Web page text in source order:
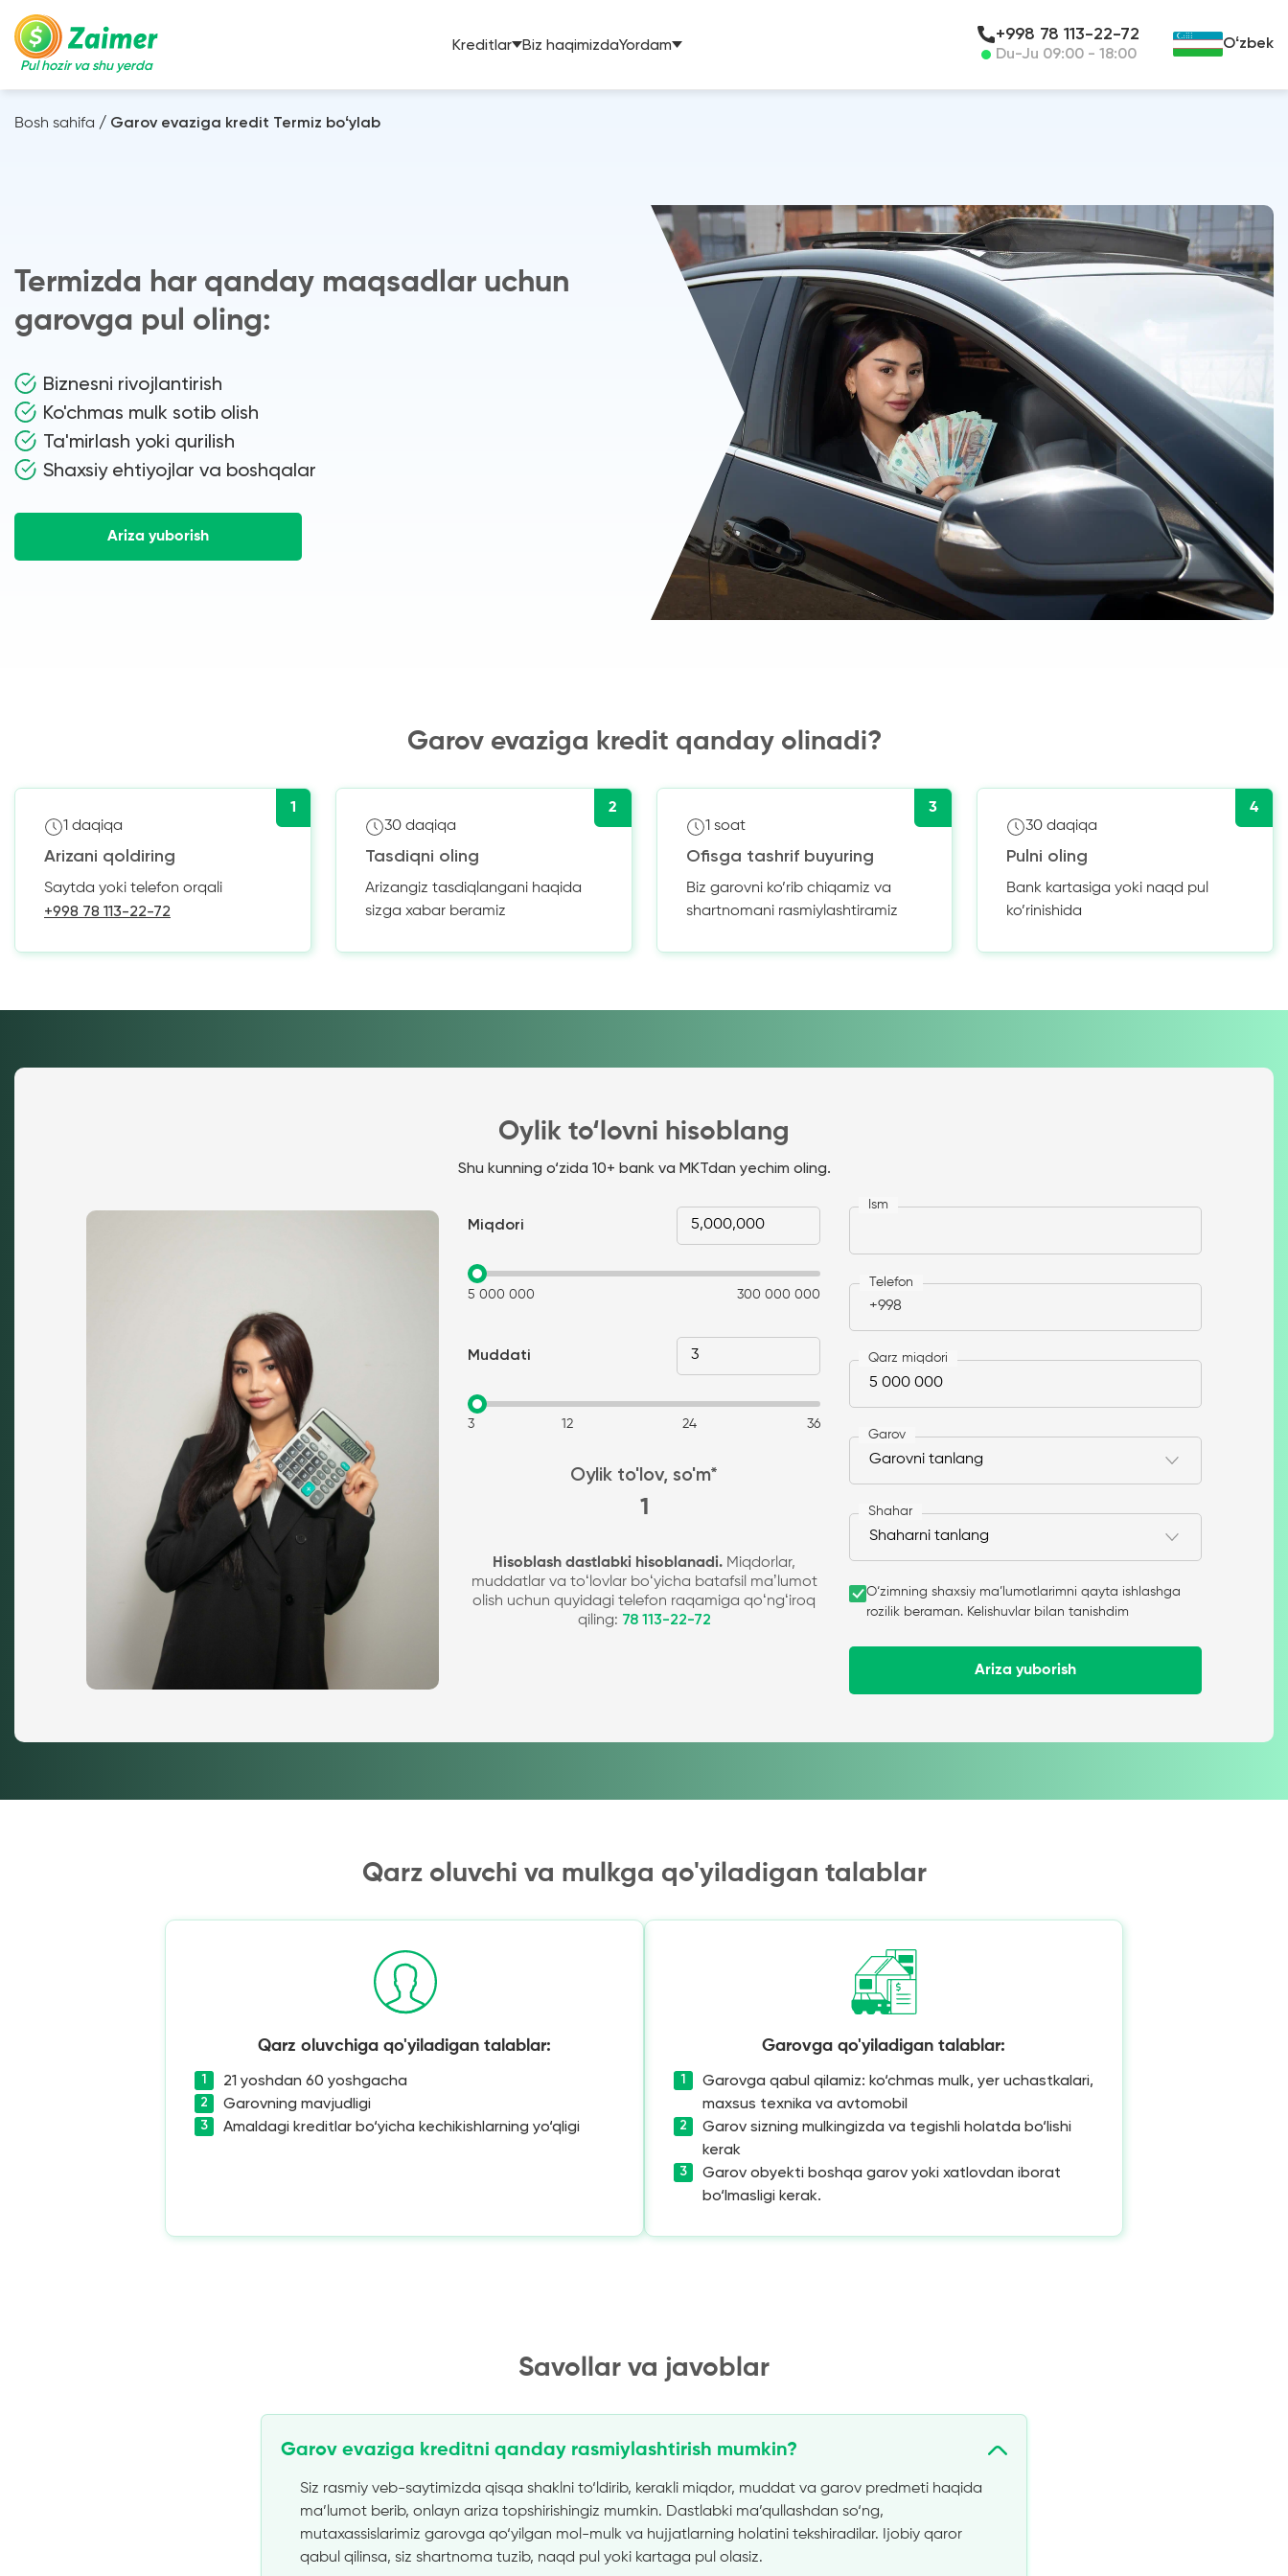
Pul hozir va shu yerda
Kreditlar Biz haqimizdaYordam
+998 78 113-22-72
Du-Ju 09:00 - 18:00
Oʻzbek
Bosh sahifa / Garov evaziga kredit Termiz boʻylab
Termizda har qanday maqsadlar uchun
garovga pul oling:
Biznesni rivojlantirish
Ko'chmas mulk sotib olish
Ta'mirlash yoki qurilish
Shaxsiy ehtiyojlar va boshqalar
Ariza yuborish
Garov evaziga kredit qanday olinadi?
1
1 daqiqa
Arizani qoldiring
Saytda yoki telefon orqali
+998 78 113-22-72
2
30 daqiqa
Tasdiqni oling
Arizangiz tasdiqlangani haqida
sizga xabar beramiz
3
1 soat
Ofisga tashrif buyuring
Biz garovni ko’rib chiqamiz va
shartnomani rasmiylashtiramiz
4
30 daqiqa
Pulni oling
Bank kartasiga yoki naqd pul
ko’rinishida
Oylik to‘lovni hisoblang
Shu kunning o‘zida 10+ bank va MKTdan yechim oling.
Miqdori
5 000 000 300 000 000
Muddati
3 12 24 36
Oylik to'lov, so'm*
1
Hisoblash dastlabki hisoblanadi. Miqdorlar,
muddatlar va toʻlovlar boʻyicha batafsil maʼlumot
olish uchun quyidagi telefon raqamiga qoʻngʻiroq
qiling: 78 113-22-72
Ism
Telefon
+998
Qarz miqdori
Garov
Shahar
O‘zimning shaxsiy ma’lumotlarimni qayta ishlashga
rozilik beraman. Kelishuvlar bilan tanishdim
Ariza yuborish
Qarz oluvchi va mulkga qo'yiladigan talablar
Qarz oluvchiga qo'yiladigan talablar:
21 yoshdan 60 yoshgacha
Garovning mavjudligi
Amaldagi kreditlar bo‘yicha kechikishlarning yo‘qligi
Garovga qo'yiladigan talablar:
Garovga qabul qilamiz: ko‘chmas mulk, yer uchastkalari,
maxsus texnika va avtomobil
Garov sizning mulkingizda va tegishli holatda bo‘lishi
kerak
Garov obyekti boshqa garov yoki xatlovdan iborat
bo‘lmasligi kerak.
Savollar va javoblar
Garov evaziga kreditni qanday rasmiylashtirish mumkin?
Siz rasmiy veb-saytimizda qisqa shaklni to‘ldirib, kerakli miqdor, muddat va garov predmeti haqida
ma’lumot berib, onlayn ariza topshirishingiz mumkin. Dastlabki ma’qullashdan so‘ng,
mutaxassislarimiz garovga qo‘yilgan mol-mulk va hujjatlarning holatini tekshiradilar. Ijobiy qaror
qabul qilinsa, siz shartnoma tuzib, naqd pul yoki kartaga pul olasiz.